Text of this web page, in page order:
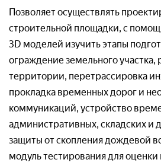
Позволяет осуществлять
строительной площадки, с
3D моделей изучить этапы
ограждение земельного участка,
территории, перетрассировка
прокладка временных дорог и
коммуникаций, устройство
административных, складских и
защиты от скопления дождевой
модуль тестирования для
Номер телефон *
Отправляя заявку, я
Пользовательским
Ваш вопрос:*
Отправляя заявку, я
Отправляя заявку, я
Пользовательским